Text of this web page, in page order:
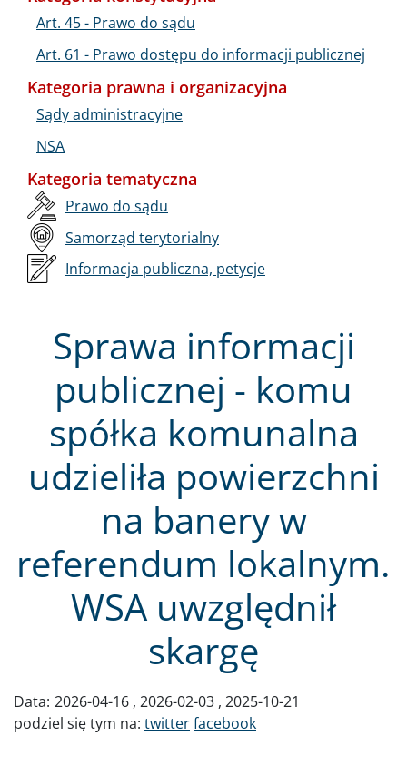
Sprawa informacji
publicznej - komu
spółka komunalna
udzieliła powierzchni
na banery w
referendum lokalnym.
WSA uwzględnił
skargę
Data: 2026-04-16 2026-02-03 2025-10-21
podziel się tym na: twitterfacebook
Art. 45 - Prawo do sądu
Art. 61 - Prawo dostępu do informacji publicznej
Kategoria prawna i organizacyjna
Sądy administracyjne
NSA
Kategoria tematyczna
Prawo do sądu
Samorząd terytorialny
Informacja publiczna, petycje